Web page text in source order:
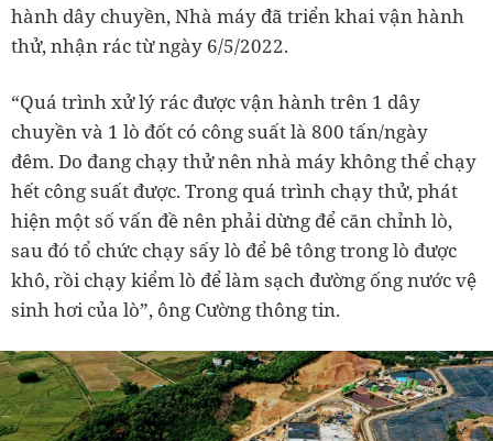
hành dây chuyền, Nhà máy đã triển khai vận hành
thử, nhận rác từ ngày 6/5/2022.
“Quá trình xử lý rác được vận hành trên 1 dây
chuyền và 1 lò đốt có công suất là 800 tấn/ngày
đêm. Do đang chạy thử nên nhà máy không thể chạy
hết công suất được. Trong quá trình chạy thử, phát
hiện một số vấn đề nên phải dừng để căn chỉnh lò,
sau đó tổ chức chạy sấy lò để bê tông trong lò được
khô, rồi chạy kiểm lò để làm sạch đường ống nước vệ
sinh hơi của lò”, ông Cường thông tin.